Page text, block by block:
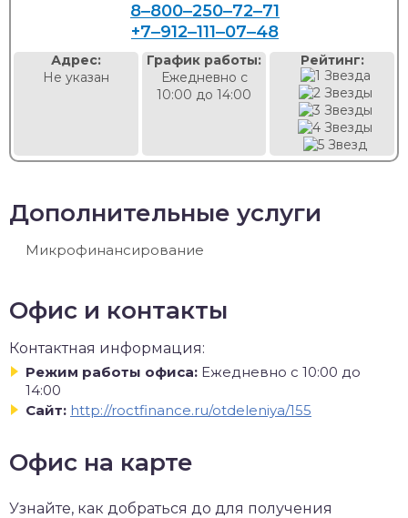
8‒800‒250‒72‒71
+7‒912‒111‒07‒48
Адрес:
Не указан
График работы:
Ежедневно с
10:00 до 14:00
Рейтинг:
Дополнительные услуги
Микрофинансирование
Офис и контакты
Контактная информация:
Режим работы офиса: Ежедневно с 10:00 до
14:00
Сайт: http://roctfinance.ru/otdeleniya/155
Офис на карте
Узнайте, как добраться до для получения